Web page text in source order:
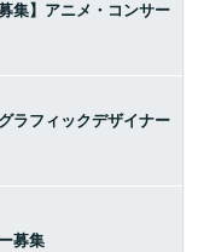
集】アニメ・コンサー
ラフィックデザイナー
募集